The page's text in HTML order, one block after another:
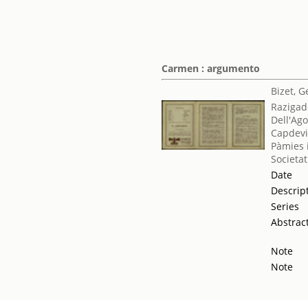
Carmen : argumento
Bizet,
Pàmies
Date
Series
Note
Note